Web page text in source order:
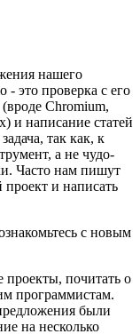
нашего
- это проверка с его
Chromium,
и написание статей
так как, к
а не чудо-
Часто нам пишут
и написать
с новым
почитать о
программистам.
были
на несколько